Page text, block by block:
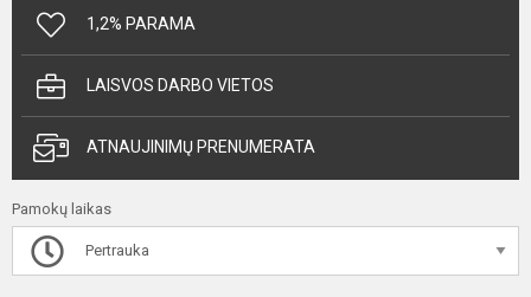
1,2% PARAMA
LAISVOS DARBO VIETOS
ATNAUJINIMŲ PRENUMERATA
Pamokų laikas
Pertrauka